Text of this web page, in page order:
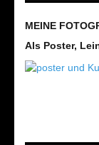
MEINE
Als Poster,